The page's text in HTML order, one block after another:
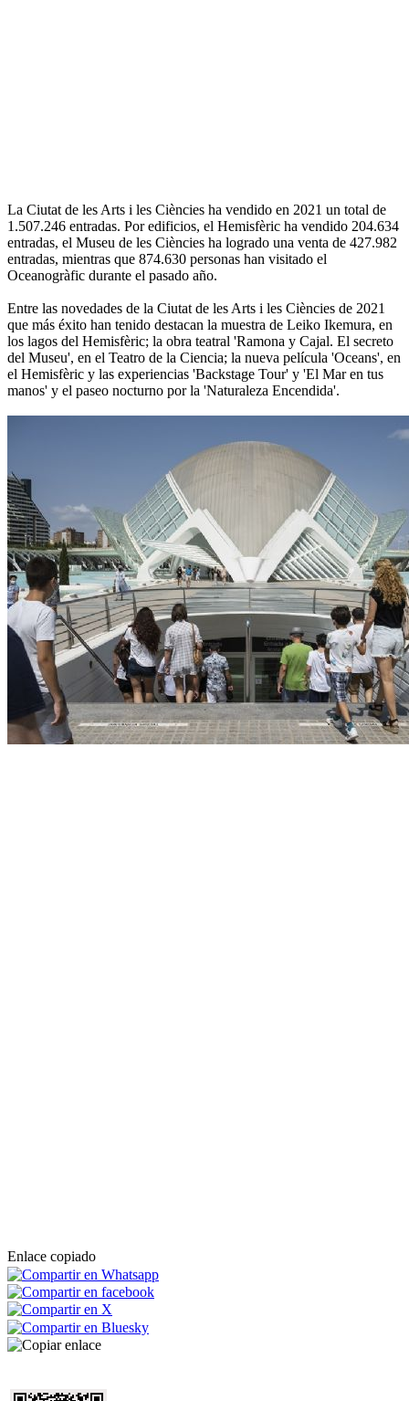
La Ciutat de les Arts i les Ciències ha vendido en 2021 un total de
1.507.246 entradas. Por edificios, el Hemisfèric ha vendido 204.634
entradas, el Museu de les Ciències ha logrado una venta de 427.982
entradas, mientras que 874.630 personas han visitado el
Oceanogràfic durante el pasado año.
Entre las novedades de la Ciutat de les Arts i les Ciències de 2021
que más éxito han tenido destacan la muestra de Leiko Ikemura, en
los lagos del Hemisfèric; la obra teatral 'Ramona y Cajal. El secreto
del Museu', en el Teatro de la Ciencia; la nueva película 'Oceans', en
el Hemisfèric y las experiencias 'Backstage Tour' y 'El Mar en tus
manos' y el paseo nocturno por la 'Naturaleza Encendida'.
Enlace copiado